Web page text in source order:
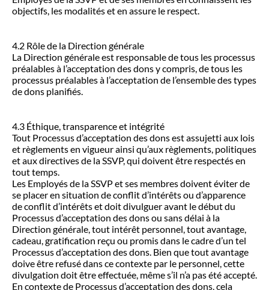
objectifs, les modalités et en assure le respect.
4.2 Rôle de la Direction générale
La Direction générale est responsable de tous les processus
préalables à l’acceptation des dons y compris, de tous les
processus préalables à l’acceptation de l’ensemble des types
de dons planifiés.
4.3 Éthique, transparence et intégrité
Tout Processus d’acceptation des dons est assujetti aux lois
et règlements en vigueur ainsi qu’aux règlements, politiques
et aux directives de la SSVP, qui doivent être respectés en
tout temps.
Les Employés de la SSVP et ses membres doivent éviter de
se placer en situation de conflit d’intérêts ou d’apparence
de conflit d’intérêts et doit divulguer avant le début du
Processus d’acceptation des dons ou sans délai à la
Direction générale, tout intérêt personnel, tout avantage,
cadeau, gratification reçu ou promis dans le cadre d’un tel
Processus d’acceptation des dons. Bien que tout avantage
doive être refusé dans ce contexte par le personnel, cette
divulgation doit être effectuée, même s’il n’a pas été accepté.
En contexte de Processus d’acceptation des dons, cela